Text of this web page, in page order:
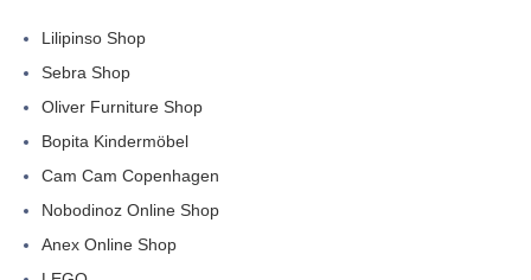
Lilipinso Shop
Sebra Shop
Oliver Furniture Shop
Bopita Kindermöbel
Cam Cam Copenhagen
Nobodinoz Online Shop
Anex Online Shop